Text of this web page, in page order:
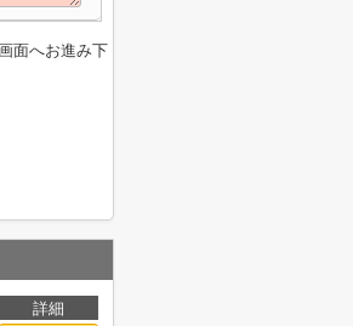
面へお進み下
詳細